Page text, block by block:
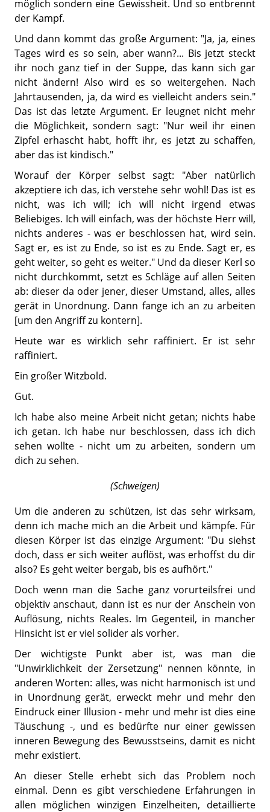
möglich sondern eine Gewissheit. Und so entbrennt
der Kampf.
Und dann kommt das große Argument: "Ja, ja, eines
Tages wird es so sein, aber wann?... Bis jetzt steckt
ihr noch ganz tief in der Suppe, das kann sich gar
nicht ändern! Also wird es so weitergehen. Nach
Jahrtausenden, ja, da wird es vielleicht anders sein."
Das ist das letzte Argument. Er leugnet nicht mehr
die Möglichkeit, sondern sagt: "Nur weil ihr einen
Zipfel erhascht habt, hofft ihr, es jetzt zu schaffen,
aber das ist kindisch."
Worauf der Körper selbst sagt: "Aber natürlich
akzeptiere ich das, ich verstehe sehr wohl! Das ist es
nicht, was ich will; ich will nicht irgend etwas
Beliebiges. Ich will einfach, was der höchste Herr will,
nichts anderes - was er beschlossen hat, wird sein.
Sagt er, es ist zu Ende, so ist es zu Ende. Sagt er, es
geht weiter, so geht es weiter." Und da dieser Kerl so
nicht durchkommt, setzt es Schläge auf allen Seiten
ab: dieser da oder jener, dieser Umstand, alles, alles
gerät in Unordnung. Dann fange ich an zu arbeiten
[um den Angriff zu kontern].
Heute war es wirklich sehr raffiniert. Er ist sehr
raffiniert.
Ein großer Witzbold.
Gut.
Ich habe also meine Arbeit nicht getan; nichts habe
ich getan. Ich habe nur beschlossen, dass ich dich
sehen wollte - nicht um zu arbeiten, sondern um
dich zu sehen.
(Schweigen)
Um die anderen zu schützen, ist das sehr wirksam,
denn ich mache mich an die Arbeit und kämpfe. Für
diesen Körper ist das einzige Argument: "Du siehst
doch, dass er sich weiter auflöst, was erhoffst du dir
also? Es geht weiter bergab, bis es aufhört."
Doch wenn man die Sache ganz vorurteilsfrei und
objektiv anschaut, dann ist es nur der Anschein von
Auflösung, nichts Reales. Im Gegenteil, in mancher
Hinsicht ist er viel solider als vorher.
Der wichtigste Punkt aber ist, was man die
"Unwirklichkeit der Zersetzung" nennen könnte, in
anderen Worten: alles, was nicht harmonisch ist und
in Unordnung gerät, erweckt mehr und mehr den
Eindruck einer Illusion - mehr und mehr ist dies eine
Täuschung -, und es bedürfte nur einer gewissen
inneren Bewegung des Bewusstseins, damit es nicht
mehr existiert.
An dieser Stelle erhebt sich das Problem noch
einmal. Denn es gibt verschiedene Erfahrungen in
allen möglichen winzigen Einzelheiten, detaillierte